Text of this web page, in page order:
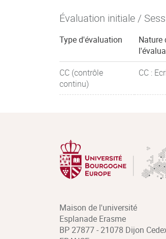
Évaluation initiale /
Type d'évaluation
Nature
CC (contrôle
continu)
CC :
Maison de l'université
Esplanade Erasme
BP 27877 - 21078 Dijon